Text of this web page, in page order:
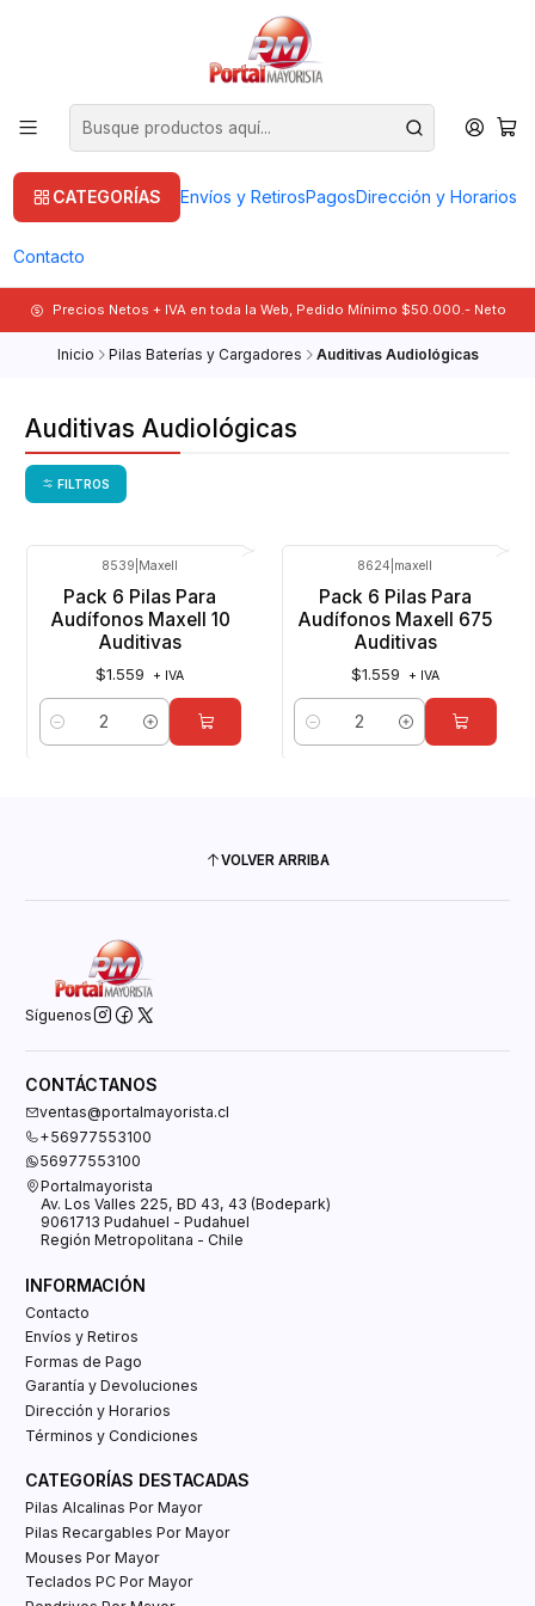
CATEGORÍAS Envíos y RetirosPagosDirección y Horarios
Contacto
Precios Netos + IVA en toda la Web, Pedido Mínimo $50.000.- Neto
Inicio Pilas Baterías y Cargadores Auditivas Audiológicas
Auditivas Audiológicas
FILTROS
8539 Maxell
Pack 6 Pilas Para
Audífonos Maxell 10
Auditivas
$1.559 + IVA
Cantidad
8624 maxell
Pack 6 Pilas Para
Audífonos Maxell 675
Auditivas
$1.559 + IVA
Cantidad
VOLVER ARRIBA
Síguenos
CONTÁCTANOS
ventas@portalmayorista.cl
+56977553100
56977553100
Portalmayorista
Av. Los Valles 225, BD 43, 43 (Bodepark)
9061713 Pudahuel - Pudahuel
Región Metropolitana - Chile
INFORMACIÓN
Contacto
Envíos y Retiros
Formas de Pago
Garantía y Devoluciones
Dirección y Horarios
Términos y Condiciones
CATEGORÍAS DESTACADAS
Pilas Alcalinas Por Mayor
Pilas Recargables Por Mayor
Mouses Por Mayor
Teclados PC Por Mayor